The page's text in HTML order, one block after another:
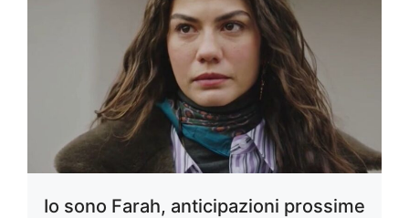
Io sono Farah, anticipazioni prossime